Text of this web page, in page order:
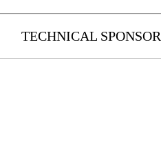
TECHNICAL SPONSOR